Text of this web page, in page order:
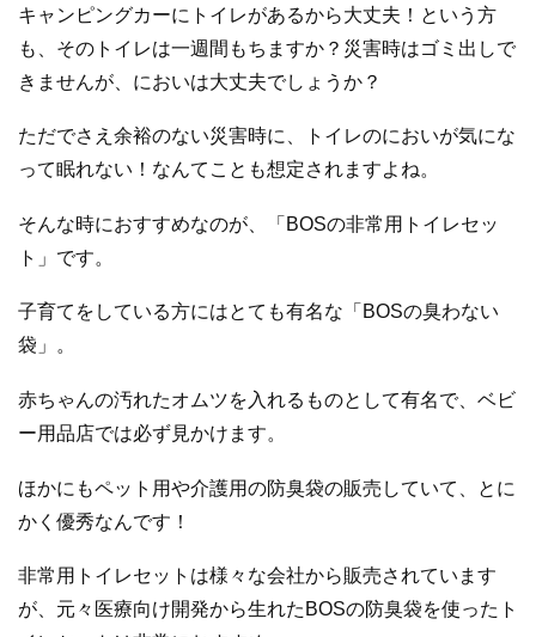
キャンピングカーにトイレがあるから大丈夫！という方
も、そのトイレは一週間もちますか？災害時はゴミ出しで
きませんが、においは大丈夫でしょうか？
ただでさえ余裕のない災害時に、トイレのにおいが気にな
って眠れない！なんてことも想定されますよね。
そんな時におすすめなのが、「BOSの非常用トイレセッ
ト」です。
子育てをしている方にはとても有名な「BOSの臭わない
袋」。
赤ちゃんの汚れたオムツを入れるものとして有名で、ベビ
ー用品店では必ず見かけます。
ほかにもペット用や介護用の防臭袋の販売していて、とに
かく優秀なんです！
非常用トイレセットは様々な会社から販売されています
が、元々医療向け開発から生れたBOSの防臭袋を使ったト